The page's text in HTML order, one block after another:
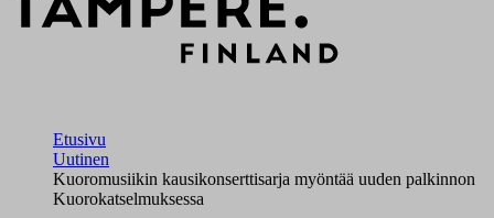
Etusivu
Uutinen
Kuoromusiikin kausikonserttisarja myöntää uuden palkinnon
Kuorokatselmuksessa